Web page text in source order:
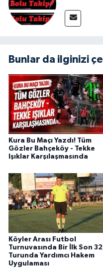
Bunlar da ilginizi
Kura Bu Maçı Yazdı! Tüm
Gözler Bahçeköy - Tekke
Işıklar Karşılaşmasında
Köyler Arası Futbol
Turnuvasında Bir İlk Son 32
Turunda Yardımcı Hakem
Uygulaması